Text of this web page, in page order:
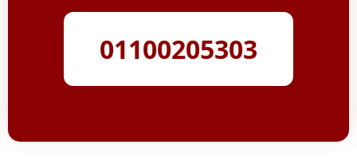
01100205303